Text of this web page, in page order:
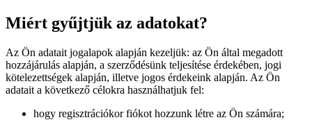
Miért gyűjtjük az adatokat?
Az Ön adatait jogalapok alapján kezeljük: az Ön által megadott
hozzájárulás alapján, a szerződésünk teljesítése érdekében, jogi
kötelezettségek alapján, illetve jogos érdekeink alapján. Az Ön
adatait a következő célokra használhatjuk fel:
hogy regisztrációkor fiókot hozzunk létre az Ön számára;